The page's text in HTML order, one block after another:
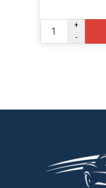
+
-